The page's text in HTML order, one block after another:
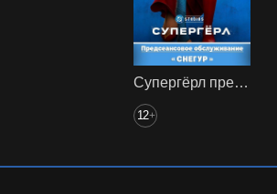
Супергёрл предс. обсл. Снегур
12+